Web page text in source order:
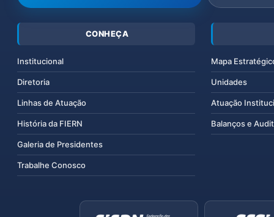
CONHEÇA
Institucional
Diretoria
Linhas de Atuação
História da FIERN
Galeria de Presidentes
Trabalhe Conosco
Mapa
Unidades
Atuação
Balanços e